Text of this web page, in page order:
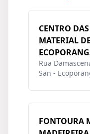
CENTRO
MATERIAL
Rua
San -
FONTOURA